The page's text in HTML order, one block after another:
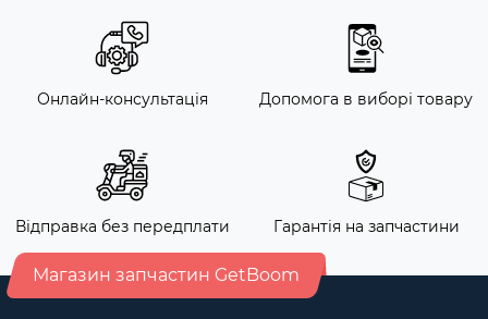
Онлайн-консультація Допомога в виборі товару
Відправка без передплати Гарантія на запчастини
Магазин запчастин GetBoom